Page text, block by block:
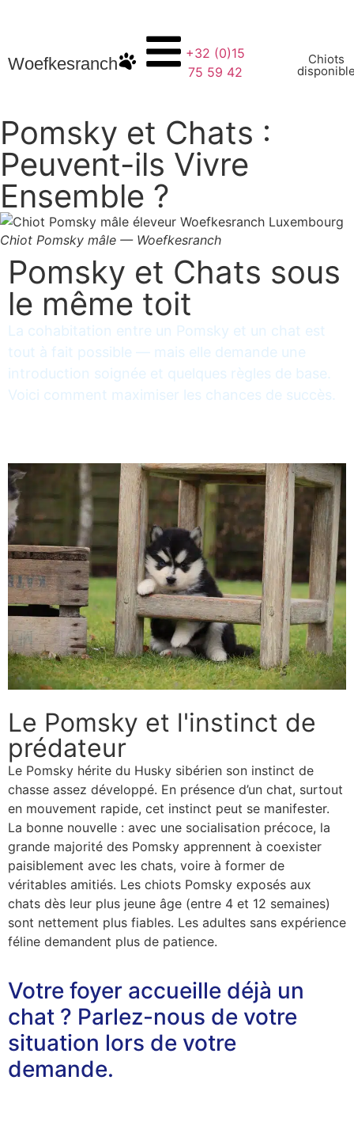
Woefkesranch
+32 (0)15
75 59 42
Chiots
Pomsky et Chats :
Peuvent-ils Vivre
Ensemble ?
Chiot Pomsky mâle — Woefkesranch
Pomsky et Chats sous
le même toit
La cohabitation entre un Pomsky et un chat est
tout à fait possible — mais elle demande une
introduction soignée et quelques règles de base.
Voici comment maximiser les chances de succès.
Le Pomsky et l'instinct de
prédateur
Le Pomsky hérite du Husky sibérien son instinct de
chasse assez développé. En présence d’un chat, surtout
en mouvement rapide, cet instinct peut se manifester.
La bonne nouvelle : avec une socialisation précoce, la
grande majorité des Pomsky apprennent à coexister
paisiblement avec les chats, voire à former de
véritables amitiés. Les chiots Pomsky exposés aux
chats dès leur plus jeune âge (entre 4 et 12 semaines)
sont nettement plus fiables. Les adultes sans expérience
féline demandent plus de patience.
Votre foyer accueille déjà un
chat ? Parlez-nous de votre
situation lors de votre
demande.